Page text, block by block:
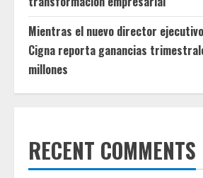
Mientras el nuevo director
Cigna reporta ganancias
millones
RECENT COMMENTS